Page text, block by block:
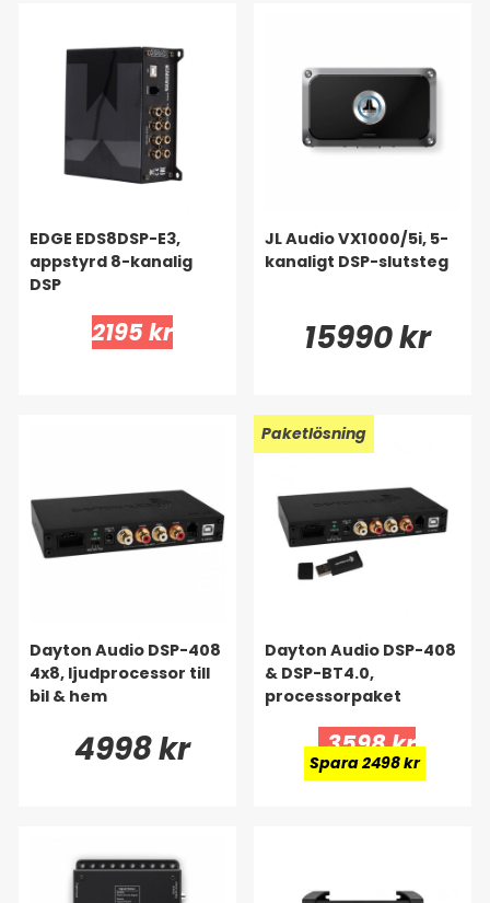
EDGE EDS8DSP-E3,
appstyrd 8-kanalig
DSP
2195 kr
JL Audio VX1000/5i, 5-
kanaligt DSP-slutsteg
15990 kr
Dayton Audio DSP-408
4x8, ljudprocessor till
bil & hem
4998 kr
Paketlösning
Dayton Audio DSP-408
& DSP-BT4.0,
processorpaket
3598 kr
Spara 2498 kr